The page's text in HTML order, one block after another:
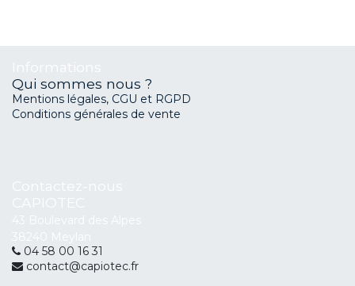
Qui sommes nous ?
Mentions légales, CGU et RGPD
Conditions générales de vente
04 58 00 16 31
contact@capiotec.fr